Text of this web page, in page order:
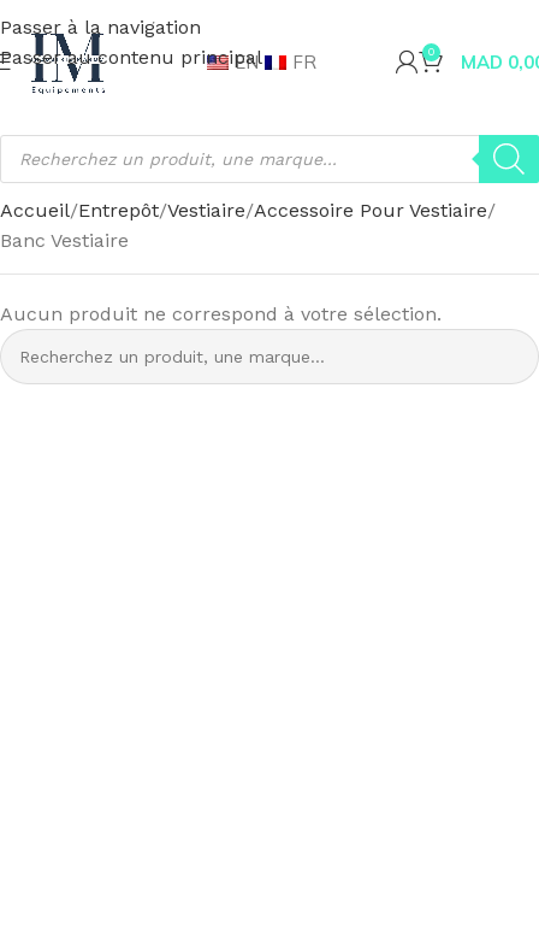
Passer à la navigation
Passer au contenu principal
EN FR 0 MAD
Accueil Entrepôt Vestiaire Accessoire Pour Vestiaire
Banc Vestiaire
Aucun produit ne correspond à votre sélection.